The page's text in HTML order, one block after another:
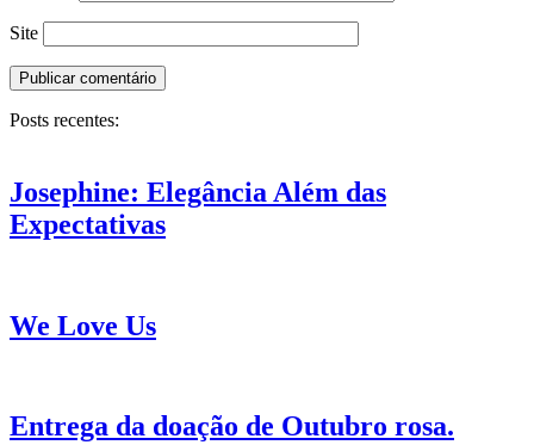
Site
Posts recentes:
Josephine: Elegância Além das
Expectativas
We Love Us
Entrega da doação de Outubro rosa.